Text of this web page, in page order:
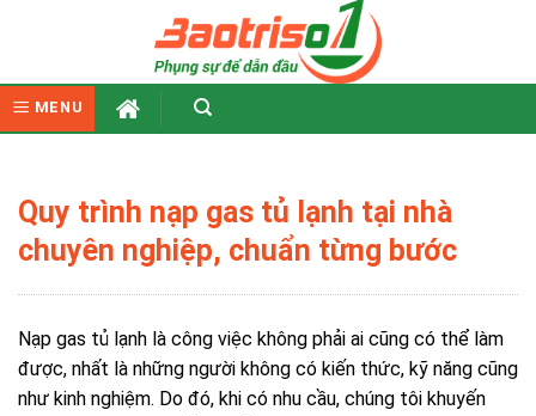
MENU
Quy trình nạp gas tủ lạnh tại nhà
chuyên nghiệp, chuẩn từng bước
Nạp gas tủ lạnh là công việc không phải ai cũng có thể làm
được, nhất là những người không có kiến thức, kỹ năng cũng
như kinh nghiệm. Do đó, khi có nhu cầu, chúng tôi khuyến